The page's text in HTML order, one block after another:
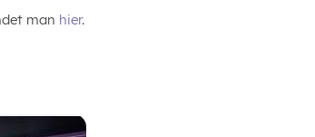
man hier.